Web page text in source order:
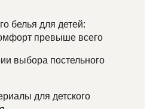
белья для детей:
превыше всего
выбора постельного
для детского